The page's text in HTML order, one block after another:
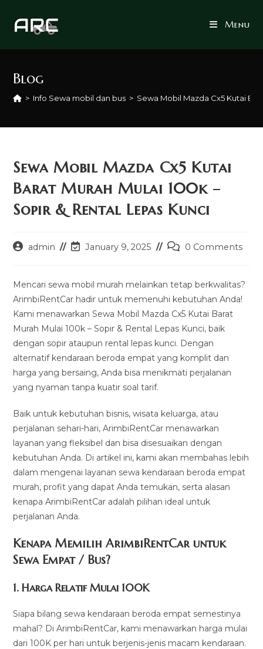
Menu
Blog
> Info Sewa mobil dan bus > Sewa Mobil Mazda Cx5 Kutai
Sewa Mobil Mazda Cx5 Kutai
Barat Murah Mulai 100k –
Sopir & Rental Lepas Kunci
Postadmin
PostJanuary 9, 2025
Post0 Comments
Mencari sewa mobil murah melainkan tetap berkwalitas?
ArimbiRentCar hadir untuk memenuhi kebutuhan Anda!
Kami menawarkan Sewa Mobil Mazda Cx5 Kutai Barat
Murah Mulai 100k – Sopir & Rental Lepas Kunci, baik
dengan sopir ataupun rental lepas kunci. Dengan
alternatif kendaraan beroda empat yang komplit dan
harga yang bersaing, Anda bisa menikmati perjalanan
yang nyaman tanpa kuatir soal tarif.
Baik untuk kebutuhan bisnis, wisata keluarga, atau
perjalanan sehari-hari, ArimbiRentCar menawarkan
layanan yang fleksibel dan bisa disesuaikan dengan
kebutuhan Anda. Di artikel ini, kami akan membahas lebih
dalam mengenai layanan sewa kendaraan beroda empat
murah, profit yang dapat Anda temukan, serta alasan
kenapa ArimbiRentCar adalah pilihan ideal untuk
perjalanan Anda.
Kenapa Memilih ArimbiRentCar untuk
Sewa Empat / Bus?
1.Harga Relatif Mulai 100K
Siapa bilang sewa kendaraan beroda empat semestinya
mahal? Di ArimbiRentCar, kami menawarkan harga mulai
dari 100K per hari untuk berjenis-jenis macam kendaraan.